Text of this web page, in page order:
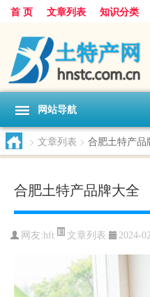
首 页 文章列表 知识分类
网站导航
> 文章列表 > 合肥土特产品
合肥土特产品牌大全
网友:hft 文章列表 2024-